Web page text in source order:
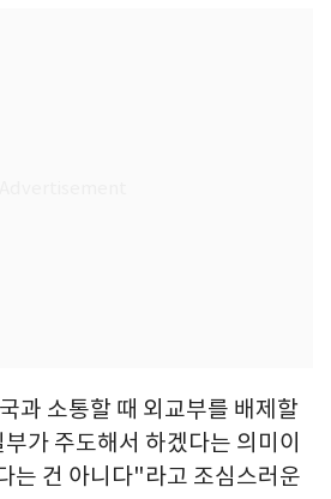
과 소통할 때 외교부를 배제할
가 주도해서 하겠다는 의미이
는 건 아니다"라고 조심스러운